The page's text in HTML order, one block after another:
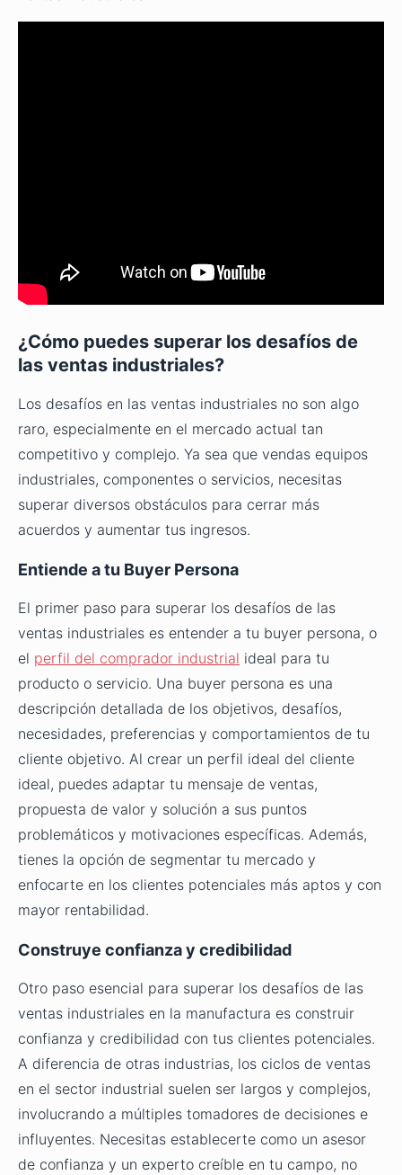
¿Cómo puedes superar los desafíos de
las ventas industriales?
Los desafíos en las ventas industriales no son algo
raro, especialmente en el mercado actual tan
competitivo y complejo. Ya sea que vendas equipos
industriales, componentes o servicios, necesitas
superar diversos obstáculos para cerrar más
acuerdos y aumentar tus ingresos.
Entiende a tu Buyer Persona
El primer paso para superar los desafíos de las
ventas industriales es entender a tu buyer persona, o
el perfil del comprador industrial ideal para tu
producto o servicio. Una buyer persona es una
descripción detallada de los objetivos, desafíos,
necesidades, preferencias y comportamientos de tu
cliente objetivo. Al crear un perfil ideal del cliente
ideal, puedes adaptar tu mensaje de ventas,
propuesta de valor y solución a sus puntos
problemáticos y motivaciones específicas. Además,
tienes la opción de segmentar tu mercado y
enfocarte en los clientes potenciales más aptos y con
mayor rentabilidad.
Construye confianza y credibilidad
Otro paso esencial para superar los desafíos de las
ventas industriales en la manufactura es construir
confianza y credibilidad con tus clientes potenciales.
A diferencia de otras industrias, los ciclos de ventas
en el sector industrial suelen ser largos y complejos,
involucrando a múltiples tomadores de decisiones e
influyentes. Necesitas establecerte como un asesor
de confianza y un experto creíble en tu campo, no